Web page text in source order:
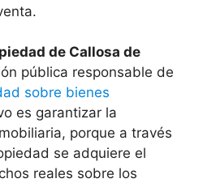
de Callosa de
pública responsable de
sobre bienes
es garantizar la
porque a través
se adquiere el
reales sobre los